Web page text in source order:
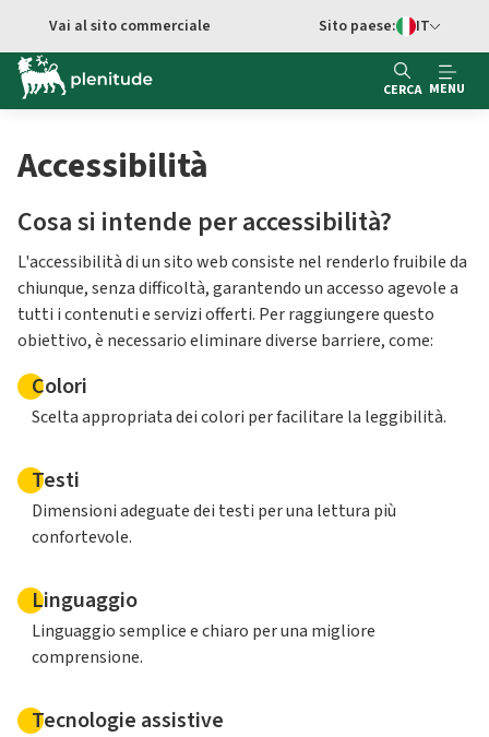
Vai al contenuto principale
Vai al sito commerciale
Switch di
Sito paese: IT
CERCA MENU
Accessibilità
Cosa si intende per accessibilità?
L'accessibilità di un sito web consiste nel renderlo fruibile da
chiunque, senza difficoltà, garantendo un accesso agevole a
tutti i contenuti e servizi offerti. Per raggiungere questo
obiettivo, è necessario eliminare diverse barriere, come:
Colori
Scelta appropriata dei colori per facilitare la leggibilità.
Testi
Dimensioni adeguate dei testi per una lettura più
confortevole.
Linguaggio
Linguaggio semplice e chiaro per una migliore
comprensione.
Tecnologie assistive